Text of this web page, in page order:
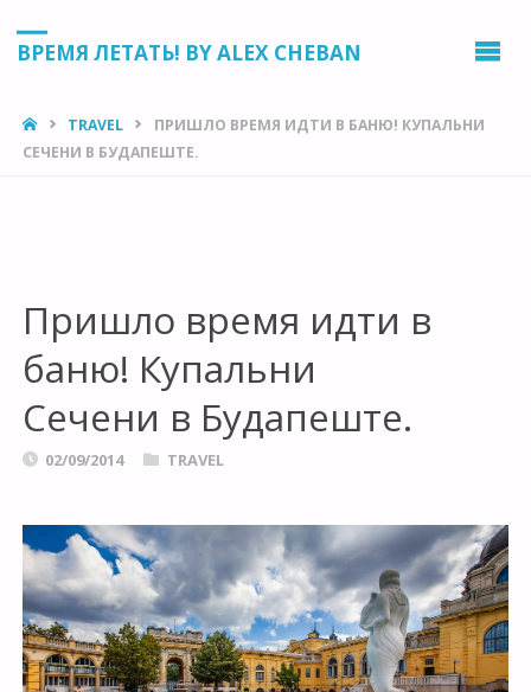
ВРЕМЯ ЛЕТАТЬ! BY ALEX CHEBAN
HOMETRAVEL
ПРИШЛО ВРЕМЯ ИДТИ В БАНЮ! КУПАЛЬНИ
СЕЧЕНИ В БУДАПЕШТЕ.
Пришло время идти в
баню! Купальни
Сечени в Будапеште.
02/09/2014 TRAVEL